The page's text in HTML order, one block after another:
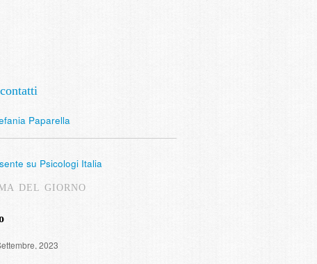
contatti
Paparella
su Psicologi Italia
DEL GIORNO
2023